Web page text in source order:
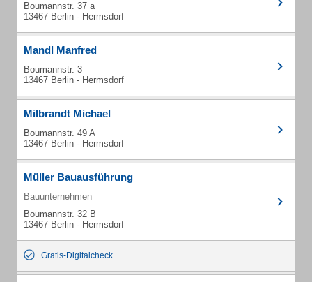
Boumannstr. 37 a
13467 Berlin - Hermsdorf
Mandl Manfred
Boumannstr. 3
13467 Berlin - Hermsdorf
Milbrandt Michael
Boumannstr. 49 A
13467 Berlin - Hermsdorf
Müller Bauausführung
Bauunternehmen
Boumannstr. 32 B
13467 Berlin - Hermsdorf
Gratis-Digitalcheck